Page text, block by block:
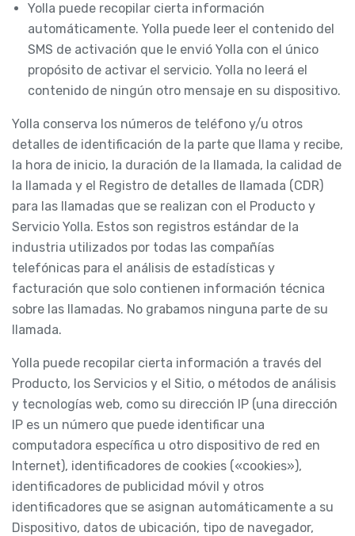
Yolla puede recopilar cierta información
automáticamente. Yolla puede leer el contenido del
SMS de activación que le envió Yolla con el único
propósito de activar el servicio. Yolla no leerá el
contenido de ningún otro mensaje en su dispositivo.
Yolla conserva los números de teléfono y/u otros
detalles de identificación de la parte que llama y recibe,
la hora de inicio, la duración de la llamada, la calidad de
la llamada y el Registro de detalles de llamada (CDR)
para las llamadas que se realizan con el Producto y
Servicio Yolla. Estos son registros estándar de la
industria utilizados por todas las compañías
telefónicas para el análisis de estadísticas y
facturación que solo contienen información técnica
sobre las llamadas. No grabamos ninguna parte de su
llamada.
Yolla puede recopilar cierta información a través del
Producto, los Servicios y el Sitio, o métodos de análisis
y tecnologías web, como su dirección IP (una dirección
IP es un número que puede identificar una
computadora específica u otro dispositivo de red en
Internet), identificadores de cookies («cookies»),
identificadores de publicidad móvil y otros
identificadores que se asignan automáticamente a su
Dispositivo, datos de ubicación, tipo de navegador,